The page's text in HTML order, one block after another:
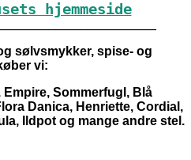
hjemmeside
sølvsmykker, spise- og
vi:
Sommerfugl, Blå
Danica, Henriette, Cordial,
Ildpot og mange andre stel.